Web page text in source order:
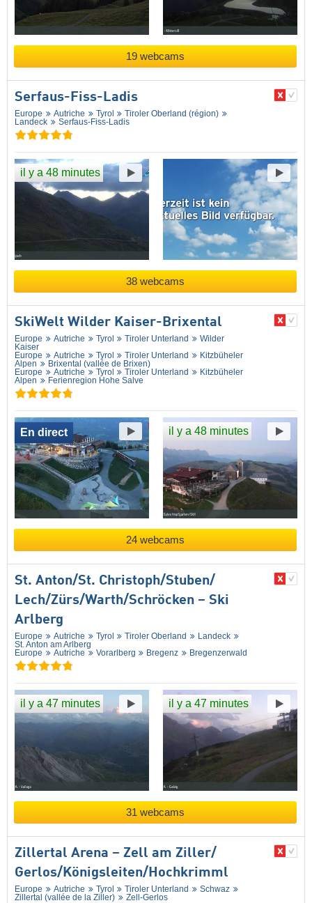
19 webcams
Serfaus-Fiss-Ladis
Europe Autriche Tyrol
Tiroler Oberland (région)
Landeck
Serfaus-Fiss-Ladis
il y a 48 minutes
38 webcams
SkiWelt Wilder Kaiser-Brixental
Europe Autriche Tyrol Tiroler Unterland
Wilder
Kaiser
Europe
Autriche Tyrol Tiroler Unterland
Kitzbüheler
Alpen
Brixental (vallée de Brixen)
Europe
Autriche Tyrol Tiroler Unterland
Kitzbüheler
Alpen
Ferienregion Hohe Salve
En direct il y a 48 minutes
24 webcams
St. Anton/​St. Christoph/​Stuben/​
Lech/​Zürs/​Warth/​Schröcken – Ski
Arlberg
Europe Autriche Tyrol Tiroler Oberland
Landeck
St. Anton am Arlberg
Europe
Autriche Vorarlberg Bregenz Bregenzerwald
il y a 47 minutes il y a 47 minutes
31 webcams
Zillertal Arena – Zell am Ziller/​
Gerlos/​Königsleiten/​Hochkrimml
Europe Autriche Tyrol Tiroler Unterland
Schwaz
Zillertal (vallée de la Ziller)
Zell-Gerlos